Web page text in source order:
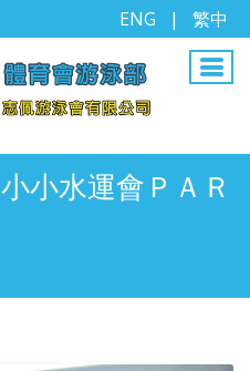
ENG | 繁中
小水運會ＰＡＲ